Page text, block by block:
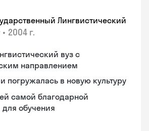
Лингвистический
• 2004 г.
вуз с
направлением
погружалась в новую культуру
самой благодарной
обучения